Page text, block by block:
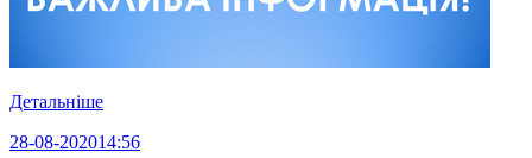
Детальніше
28-08-202014:56